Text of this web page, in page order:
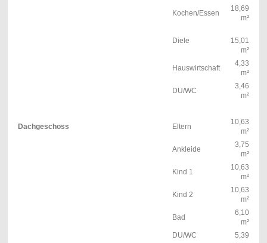
Kochen/Essen
18,69
m²
Diele
15,01
m²
Hauswirtschaft
4,33
m²
DU/WC
3,46
m²
Dachgeschoss Eltern
10,63
m²
Ankleide
3,75
m²
Kind 1
10,63
m²
Kind 2
10,63
m²
Bad
6,10
m²
DU/WC
5,39